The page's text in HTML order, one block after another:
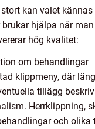
kan valet kännas
brukar hjälpa när
hög kvalitet:
om behandlingar
klippmeny, där
tillägg
Herrklippning,
och olika